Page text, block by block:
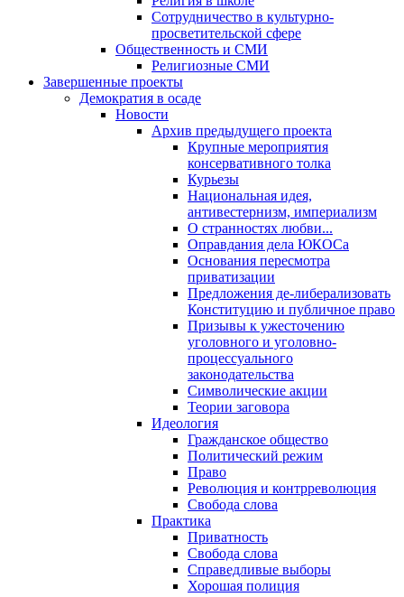
Сотрудничество в культурно-
просветительской сфере
Общественность и СМИ
Религиозные СМИ
Завершенные проекты
Демократия в осаде
Новости
Архив предыдущего проекта
Крупные мероприятия
консервативного толка
Курьезы
Национальная идея,
антивестернизм, империализм
О странностях любви...
Оправдания дела ЮКОСа
Основания пересмотра
приватизации
Предложения де-либерализовать
Конституцию и публичное право
Призывы к ужесточению
уголовного и уголовно-
процессуального
законодательства
Символические акции
Теории заговора
Идеология
Гражданское общество
Политический режим
Право
Революция и контрреволюция
Свобода слова
Практика
Приватность
Свобода слова
Справедливые выборы
Хорошая полиция